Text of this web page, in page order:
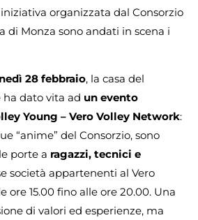
organizzata dal Consorzio
di Monza sono andati in scena i
28 febbraio, la casa del
ha dato vita ad un evento
Young – Vero Volley Network:
“anime” del Consorzio, sono
porte a ragazzi, tecnici e
società appartenenti al Vero
ore 15.00 fino alle ore 20.00. Una
di valori ed esperienze, ma